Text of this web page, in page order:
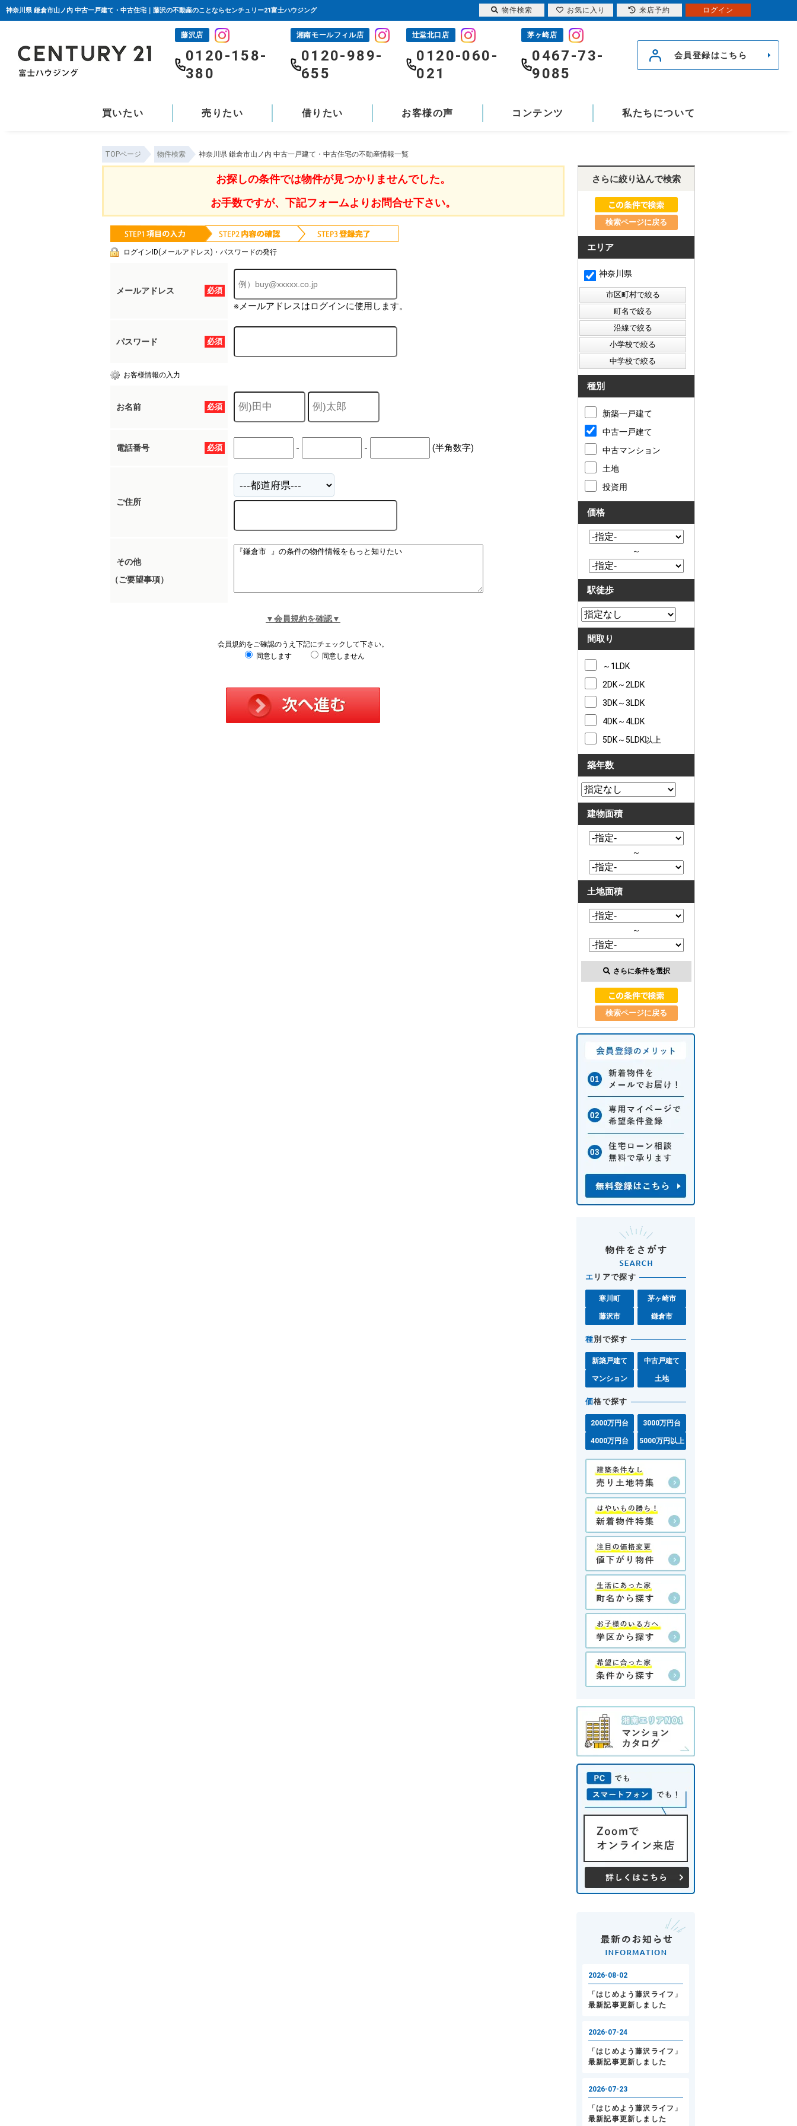
神奈川県 鎌倉市山ノ内 中古一戸建て・中古住宅｜藤沢の不動産のことならセンチュリー21富士ハウジング
藤沢店
0120-158-
380
湘南モールフィル店
0120-989-
655
辻堂北口店
0120-060-
021
茅ヶ崎店
0467-73-
9085
会員登録はこちら
買いたい 売りたい 借りたい お客様の声 コンテンツ 私たちについて
TOPページ 物件検索 神奈川県 鎌倉市山ノ内 中古一戸建て・中古住宅の不動産情報一覧
お探しの条件では物件が見つかりませんでした。
お手数ですが、下記フォームよりお問合せ下さい。
ログインID(メールアドレス)・パスワードの発行
必須
メールアドレス
※メールアドレスはログインに使用します。
必須
パスワード
お客様情報の入力
必須
お名前
必須
電話番号 - - (半角数字)
ご住所
その他
（ご要望事項）
▼会員規約を確認▼
会員規約をご確認のうえ下記にチェックして下さい。
同意します
同意しません
さらに絞り込んで検索
検索ページに戻る
エリア
神奈川県
種別
新築一戸建て
中古一戸建て
中古マンション
土地
投資用
価格
～
駅徒歩
間取り
～1LDK
2DK～2LDK
3DK～3LDK
4DK～4LDK
5DK～5LDK以上
築年数
建物面積
～
土地面積
～
さらに条件を選択
検索ページに戻る
エ リアで探す
寒川町 茅ヶ崎市
藤沢市 鎌倉市
種別で探す
新築戸建て 中古戸建て
マンション 土地
価格で探す
2000万円台 3000万円台
4000万円台 5000万円以上
物件検索 お気に入り 来店予約 ログイン